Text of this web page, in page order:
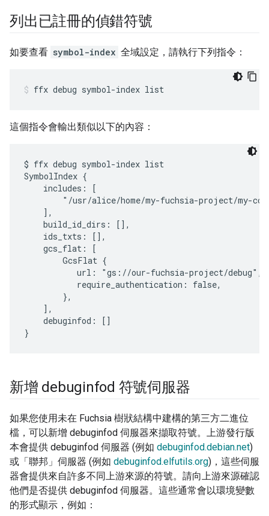
列出已註冊的偵錯符號
如要查看 symbol-index 全域設定，請執行下列指令：
ffx debug symbol-index list
這個指令會輸出類似以下的內容：
$ ffx debug symbol-index list
SymbolIndex {
    includes: [
"/usr/alice/home/my-fuchsia-project/my-
    ],
    build_id_dirs: [],
    ids_txts: [],
    gcs_flat: [
        GcsFlat {
           url: "gs://our-fuchsia-project/debug",
           require_authentication: false,
        },
    ],
    debuginfod: []
新增 debuginfod 符號伺服器
如果您使用未在 Fuchsia 樹狀結構中建構的第三方二進位
檔，可以新增 debuginfod 伺服器來擷取符號。上游發行版
本會提供 debuginfod 伺服器 (例如 debuginfod.debian.net)
或「聯邦」伺服器 (例如 debuginfod.elfutils.org)，這些伺服
器會提供來自許多不同上游來源的符號。請向上游來源確認
他們是否提供 debuginfod 伺服器。這些通常會以環境變數
的形式顯示，例如：